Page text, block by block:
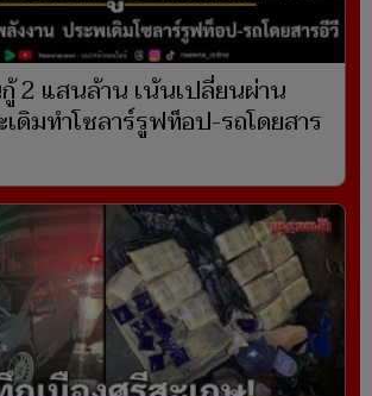
2 แสนล้าน เน้นเปลี่ยนผ่าน
ดิมทำโซลาร์รูฟท็อป-รถโดยสาร